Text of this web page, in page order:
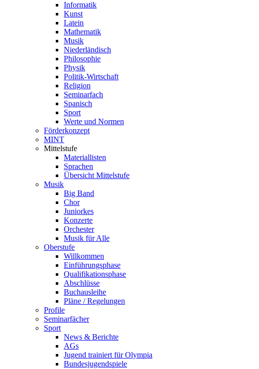
Informatik
Kunst
Latein
Mathematik
Musik
Niederländisch
Philosophie
Physik
Politik-Wirtschaft
Religion
Seminarfach
Spanisch
Sport
Werte und Normen
Förderkonzept
MINT
Mittelstufe
Materiallisten
Sprachen
Übersicht Mittelstufe
Musik
Big Band
Chor
Juniorkes
Konzerte
Orchester
Musik für Alle
Oberstufe
Willkommen
Einführungsphase
Qualifikationsphase
Abschlüsse
Buchausleihe
Pläne / Regelungen
Profile
Seminarfächer
Sport
News & Berichte
AGs
Jugend trainiert für Olympia
Bundesjugendspiele